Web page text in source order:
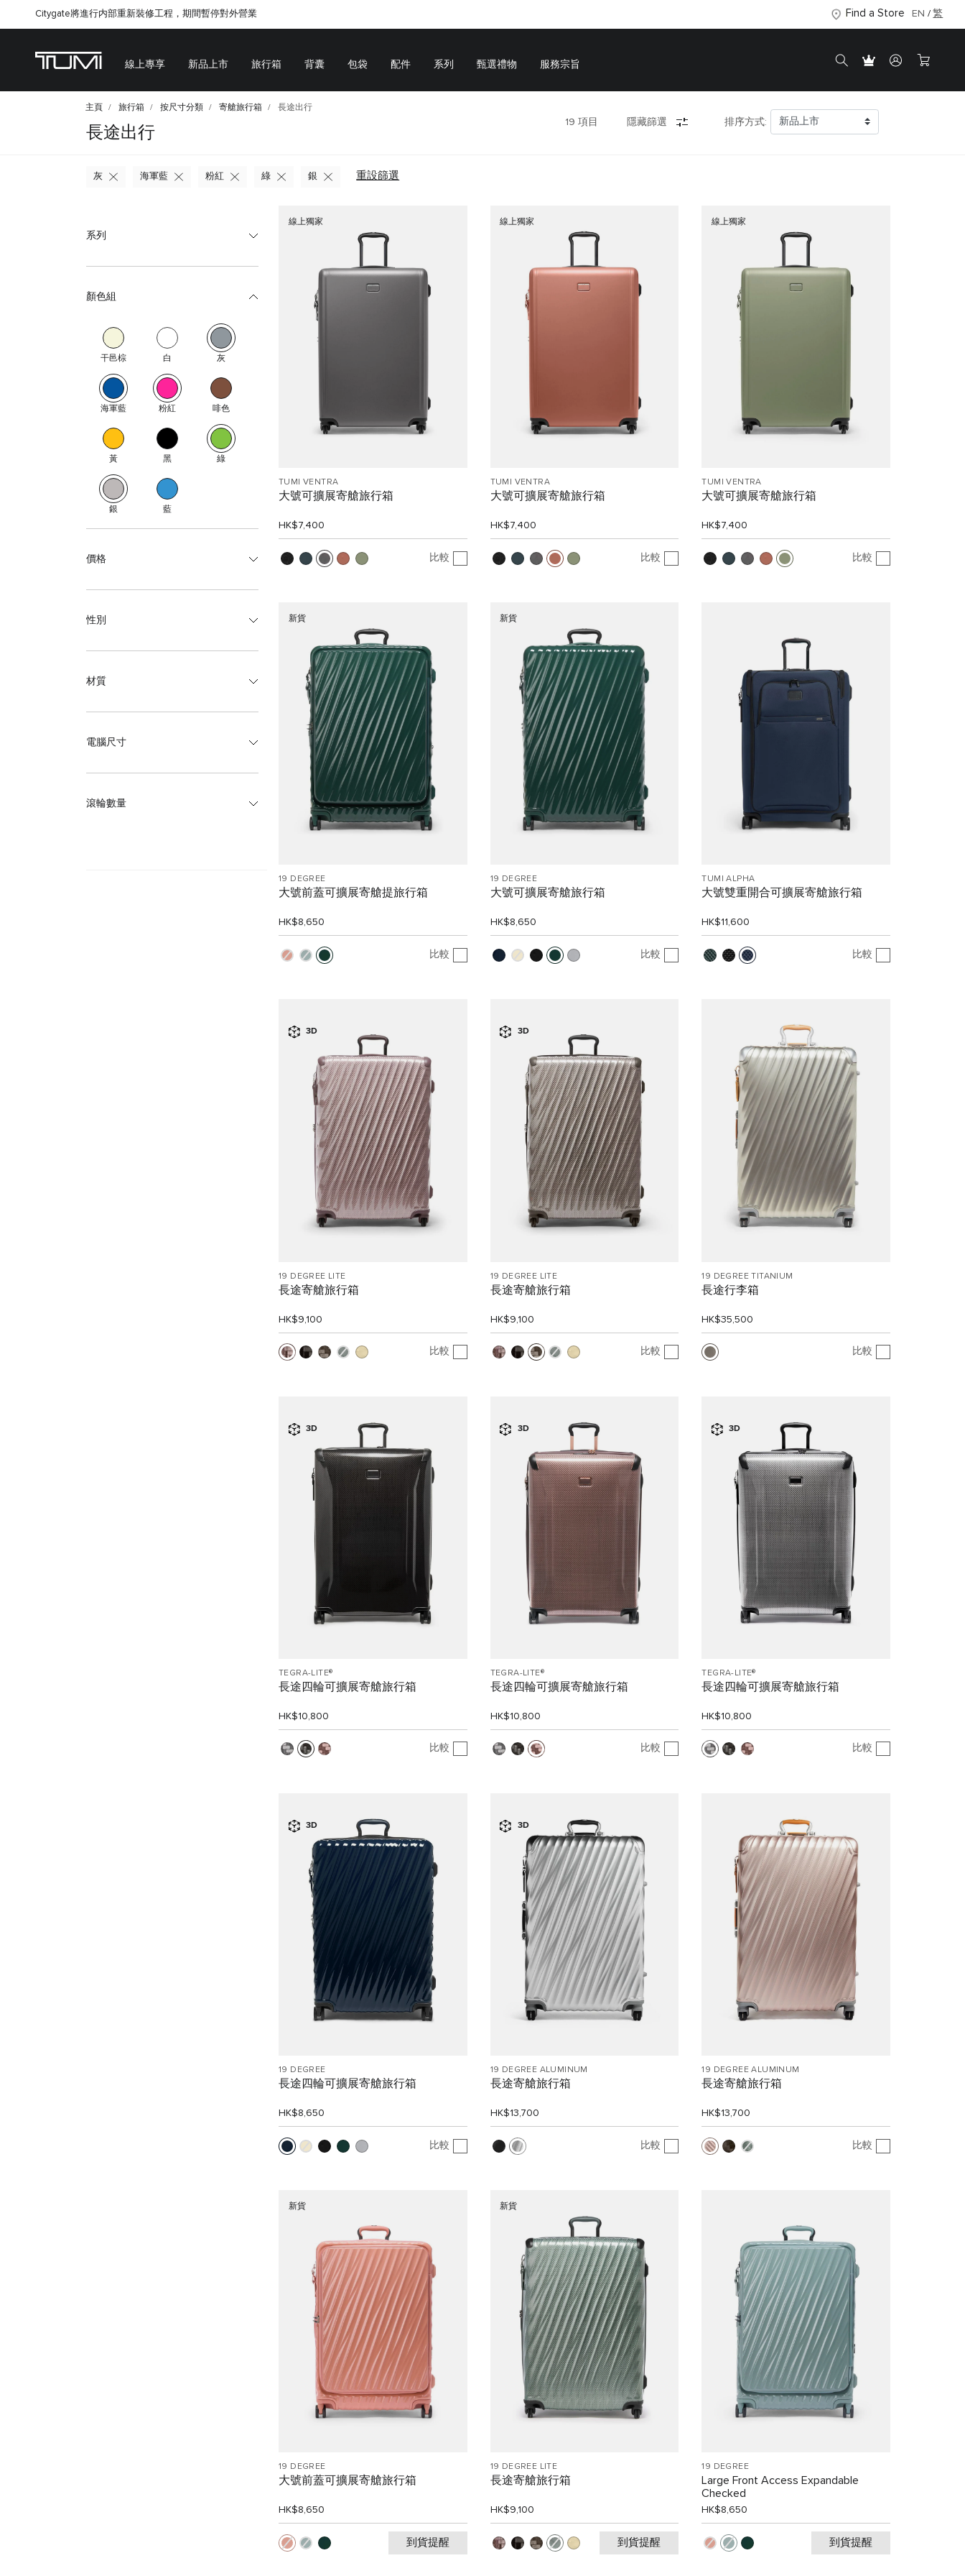
Citygate將進行内部重新裝修工程，期間暫停對外營業 Find a Store EN 繁
線上專享 新品上市 旅行箱 背囊 包袋 配件 系列 甄選禮物 服務宗旨
主頁 旅行箱 按尺寸分類 寄艙旅行箱 長途出行
長途出行
19 項目 隱藏篩選 排序方式:
重設篩選
灰 海軍藍 粉紅 綠 銀
系列
顏色組
干邑棕 白 灰
海軍藍 粉紅 啡色
黃 黑 綠
銀 藍
價格
性別
材質
電腦尺寸
滾輪數量
線上獨家
TUMI VENTRA
大號可擴展寄艙旅行箱
HK$7,400
比較
線上獨家
TUMI VENTRA
大號可擴展寄艙旅行箱
HK$7,400
比較
線上獨家
TUMI VENTRA
大號可擴展寄艙旅行箱
HK$7,400
比較
新貨
19 DEGREE
大號前蓋可擴展寄艙提旅行箱
HK$8,650
比較
新貨
19 DEGREE
大號可擴展寄艙旅行箱
HK$8,650
比較
TUMI ALPHA
大號雙重開合可擴展寄艙旅行箱
HK$11,600
比較
3D
19 DEGREE LITE
長途寄艙旅行箱
HK$9,100
比較
3D
19 DEGREE LITE
長途寄艙旅行箱
HK$9,100
比較
19 DEGREE TITANIUM
長途行李箱
HK$35,500
比較
3D
TEGRA-LITE®
長途四輪可擴展寄艙旅行箱
HK$10,800
比較
3D
TEGRA-LITE®
長途四輪可擴展寄艙旅行箱
HK$10,800
比較
3D
TEGRA-LITE®
長途四輪可擴展寄艙旅行箱
HK$10,800
比較
3D
19 DEGREE
長途四輪可擴展寄艙旅行箱
HK$8,650
比較
3D
19 DEGREE ALUMINUM
長途寄艙旅行箱
HK$13,700
比較
19 DEGREE ALUMINUM
長途寄艙旅行箱
HK$13,700
比較
新貨
19 DEGREE
大號前蓋可擴展寄艙旅行箱
HK$8,650
到貨提醒
新貨
19 DEGREE LITE
長途寄艙旅行箱
HK$9,100
到貨提醒
19 DEGREE
Large Front Access Expandable
Checked
HK$8,650
到貨提醒